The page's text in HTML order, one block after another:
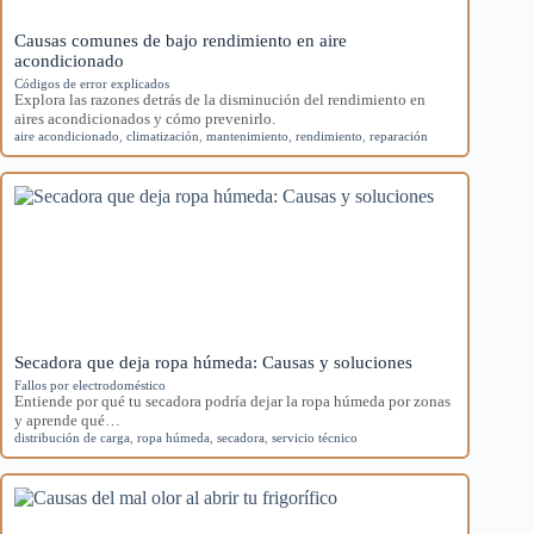
Causas comunes de bajo rendimiento en aire
acondicionado
Códigos de error explicados
Explora las razones detrás de la disminución del rendimiento en
aires acondicionados y cómo prevenirlo.
aire acondicionado climatización mantenimiento rendimiento reparación
Secadora que deja ropa húmeda: Causas y soluciones
Fallos por electrodoméstico
Entiende por qué tu secadora podría dejar la ropa húmeda por zonas
y aprende qué…
distribución de carga ropa húmeda secadora servicio técnico